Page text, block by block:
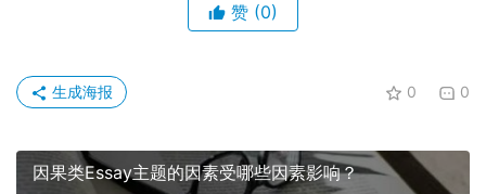
赞 (0)
0 0
生成海报
因果类Essay主题的因素受哪些因素影响？